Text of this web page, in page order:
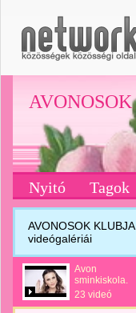
Nyitó Tagok
AVONOSOK KLUBJA
videógalériái
Avon
sminkiskola.
23 videó